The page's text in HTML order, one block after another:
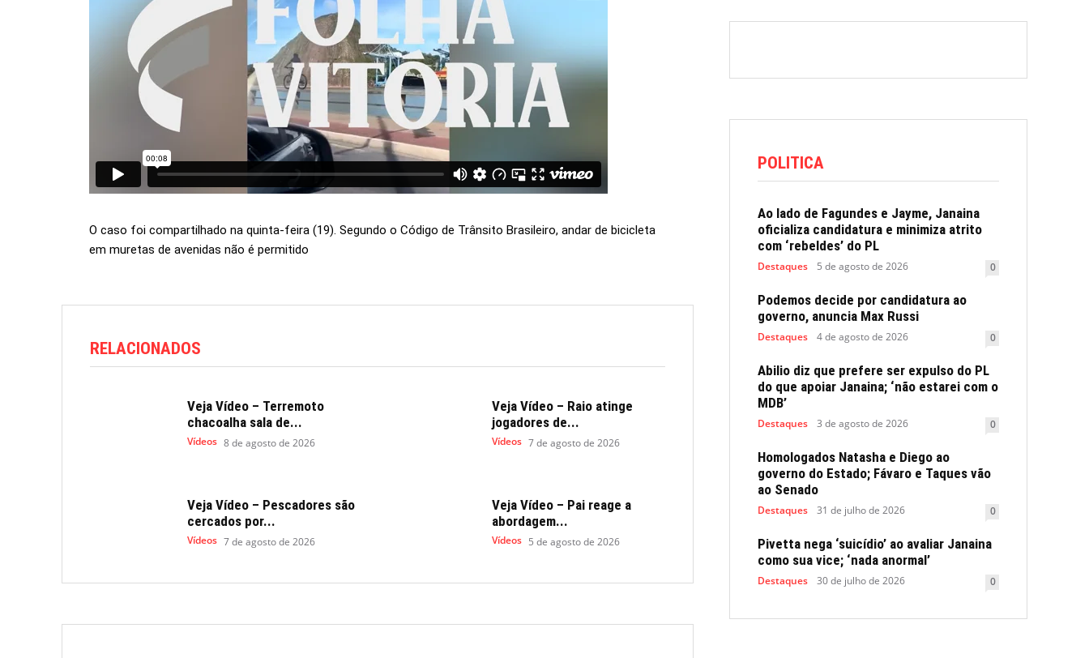
O caso foi compartilhado na quinta-feira (19). Segundo o Código de Trânsito Brasileiro, andar de bicicleta
em muretas de avenidas não é permitido
RELACIONADOS
Veja Vídeo – Terremoto
chacoalha sala de...
Vídeos 8 de agosto de 2026
Veja Vídeo – Raio atinge
jogadores de...
Vídeos 7 de agosto de 2026
Veja Vídeo – Pescadores são
cercados por...
Vídeos 7 de agosto de 2026
Veja Vídeo – Pai reage a
abordagem...
Vídeos 5 de agosto de 2026
POLITICA
Ao lado de Fagundes e Jayme, Janaina
oficializa candidatura e minimiza atrito
com ‘rebeldes’ do PL
Destaques 5 de agosto de 2026 0
Podemos decide por candidatura ao
governo, anuncia Max Russi
Destaques 4 de agosto de 2026 0
Abilio diz que prefere ser expulso do PL
do que apoiar Janaina; ‘não estarei com o
MDB’
Destaques 3 de agosto de 2026 0
Homologados Natasha e Diego ao
governo do Estado; Fávaro e Taques vão
ao Senado
Destaques 31 de julho de 2026 0
Pivetta nega ‘suicídio’ ao avaliar Janaina
como sua vice; ‘nada anormal’
Destaques 30 de julho de 2026 0